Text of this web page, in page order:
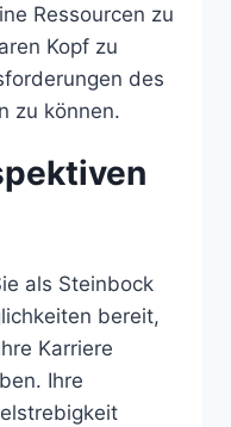
Ressourcen zu
Kopf zu
des
zu können.
als Steinbock
bereit,
Karriere
Ihre